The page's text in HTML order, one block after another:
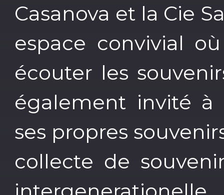
Casanova et la Cie
espace convivial
écouter les
également invité à
ses propres
collecte de